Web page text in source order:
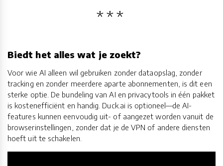
Biedt het alles wat je zoekt?
Voor wie AI alleen wil gebruiken zonder dataopslag, zonder
tracking en zonder meerdere aparte abonnementen, is dit een
sterke optie. De bundeling van AI en privacytools in één pakket
is kostenefficiënt en handig. Duck.ai is optioneel—de AI-
features kunnen eenvoudig uit- of aangezet worden vanuit de
browserinstellingen, zonder dat je de VPN of andere diensten
hoeft uit te schakelen.